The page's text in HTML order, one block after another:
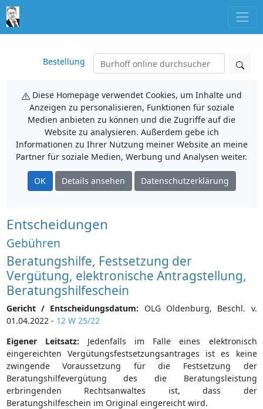
Bestellung
Diese Homepage verwendet Cookies, um Inhalte und
Anzeigen zu personalisieren, Funktionen für soziale
Medien anbieten zu können und die Zugriffe auf die
Website zu analysieren. Außerdem gebe ich
Informationen zu Ihrer Nutzung meiner Website an meine
Partner für soziale Medien, Werbung und Analysen weiter.
OK Details ansehen Datenschutzerklärung
Entscheidungen
Gebühren
Beratungshilfe, Festsetzung der
Vergütung, elektronische Antragstellung,
Beratungshilfeschein
Gericht / Entscheidungsdatum: OLG Oldenburg, Beschl. v.
01.04.2022 - 12 W 25/22
Eigener Leitsatz: Jedenfalls im Falle eines elektronisch
eingereichten Vergütungsfestsetzungsantrages ist es keine
zwingende Voraussetzung für die Festsetzung der
Beratungshilfevergütung des die Beratungsleistung
erbringenden Rechtsanwaltes ist, dass der
Beratungshilfeschein im Original eingereicht wird.